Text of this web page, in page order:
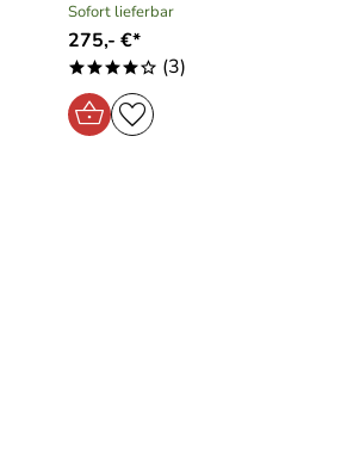
Sofort lieferbar
275,- €*
****o (3)